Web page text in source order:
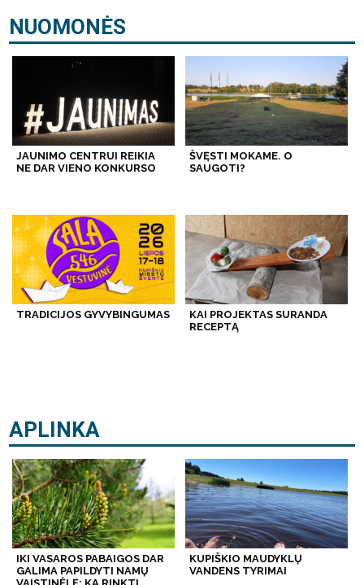
NUOMONĖS
JAUNIMO CENTRUI REIKIA
NE DAR VIENO KONKURSO
ŠVĘSTI MOKAME. O
SAUGOTI?
TRADICIJOS GYVYBINGUMAS
KAI PROJEKTAS SURANDA
RECEPTĄ
APLINKA
IKI VASAROS PABAIGOS DAR
GALIMA PAPILDYTI NAMŲ
KUPIŠKIO MAUDYKLŲ
VANDENS TYRIMAI